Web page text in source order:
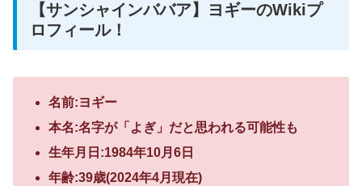
【サンシャインババア】ヨギーのWikiプ
ロフィール！
名前:ヨギー
本名:名字が「よぎ」だと思われる可能性も
生年月日:1984年10月6日
年齢:39歳(2024年4月現在)